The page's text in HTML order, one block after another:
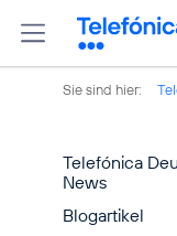
Sie sind hier:
Telefónica
News
Blogartikel